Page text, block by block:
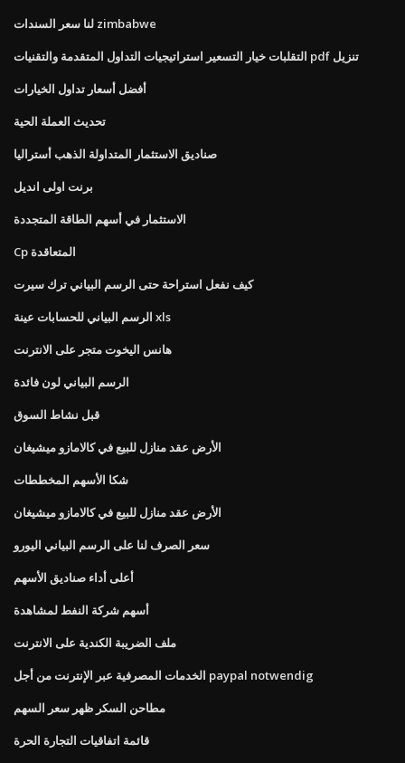
لنا سعر السندات zimbabwe
التقلبات خيار التسعير استراتيجيات التداول المتقدمة والتقنيات pdf تنزيل
أفضل أسعار تداول الخيارات
تحديث العملة الحية
صناديق الاستثمار المتداولة الذهب أستراليا
برنت اولى انديل
الاستثمار في أسهم الطاقة المتجددة
Cp المتعاقدة
كيف نفعل استراحة حتى الرسم البياني ترك سيرت
الرسم البياني للحسابات عينة xls
هانس اليخوت متجر على الانترنت
الرسم البياني لون فائدة
قبل نشاط السوق
الأرض عقد منازل للبيع في كالامازو ميشيغان
شكا الأسهم المخططات
الأرض عقد منازل للبيع في كالامازو ميشيغان
سعر الصرف لنا على الرسم البياني اليورو
أعلى أداء صناديق الأسهم
أسهم شركة النفط لمشاهدة
ملف الضريبة الكندية على الانترنت
الخدمات المصرفية عبر الإنترنت من أجل paypal notwendig
مطاحن السكر ظهر سعر السهم
قائمة اتفاقيات التجارة الحرة